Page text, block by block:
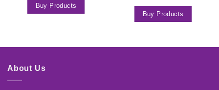
Buy Products
Buy Products
About Us